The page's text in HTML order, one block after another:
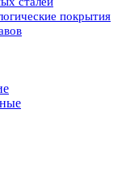
покрытия